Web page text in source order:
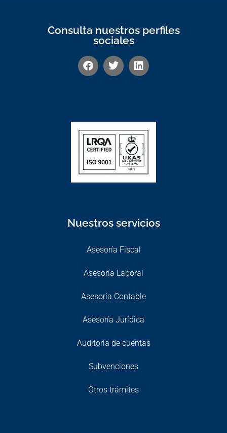
Consulta nuestros perfiles
sociales
Nuestros servicios
Asesoría Fiscal
Asesoría Laboral
Asesoría Contable
Asesoría Jurídica
Auditoría de cuentas
Subvenciones
Otros trámites